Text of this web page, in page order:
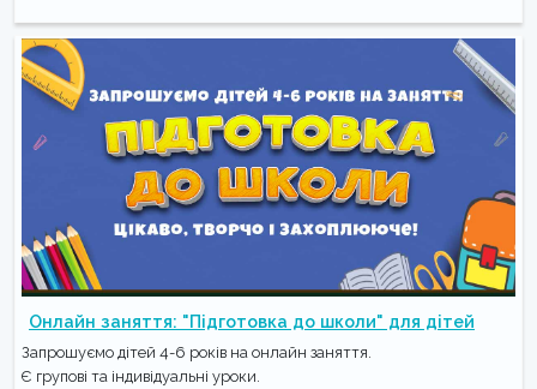
Онлайн заняття: "Підготовка до школи" для дітей
Запрошуємо дітей 4-6 років на онлайн заняття.
Є групові та індивідуальні уроки.